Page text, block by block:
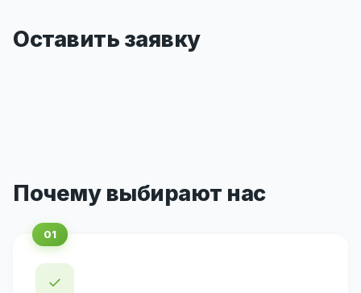
Оставить заявку
Почему выбирают нас
✓